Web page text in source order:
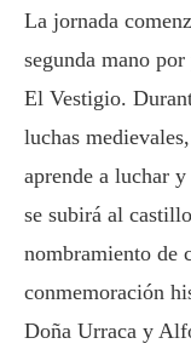
La jornada
segunda mano
El Vestigio.
luchas
aprende a luchar
se subirá al
nombramiento de
conmemoración
Doña Urraca y